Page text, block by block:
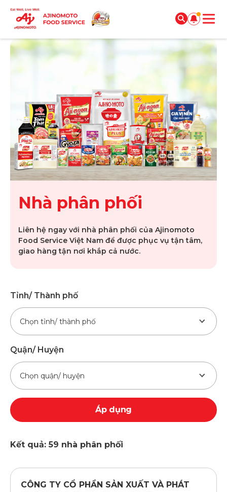
Nhà phân phối
Liên hệ ngay với nhà phân phối của Ajinomoto
Food Service Việt Nam để được phục vụ tận tâm,
giao hàng tận nơi khắp cả nước.
Tỉnh/ Thành phố
Chọn tỉnh/ thành phố
Quận/ Huyện
Chọn quận/ huyện
Áp dụng
Kết quả: 59 nhà phân phối
CÔNG TY CỔ PHẦN SẢN XUẤT VÀ PHÁT